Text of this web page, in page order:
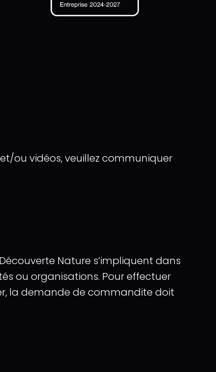
ou vidéos, veuillez communiquer
Nature s’impliquent dans
ou organisations. Pour effectuer
la demande de commandite doit